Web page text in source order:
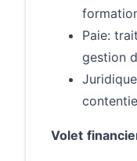
Paie:
gestion
Volet